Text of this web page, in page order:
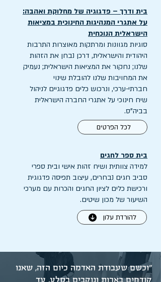
בית ודרך – פדגוגיה של מחלוקת ואהבה:
על אתגרי המנהיגות החינוכית במציאות
הישראלית הנוכחית
סוגיות מגוונות ומרתקות מאוצרות התרבות
היהודית והישראלית, דרכן נבחן את הזהות
שלנו; נחקור את המציאות הישראלית; נעמיק
את המחויבות שלנו להובלת שינוי
חברתי-ערכי, ונרכוש כלים פדגוגיים לניהול
שיח חינוכי על אתגרי החברה הישראלית
בביה"ס.
לכל הפרטים
בית ספר לחגים
למידה צוותית ושיח זהות אישי ובית ספרי
סביב חגים נבחרים, עיצוב תפיסה פדגוגית
ורכישת כלים לציון החגים והכרות עם מערכי
השיעור של מכון שיטים.
להורדת עלון
"וכשם שעבודת האדמה כיום הזה, שאנו
קודחים בארות ונוקבים בסלע, עד